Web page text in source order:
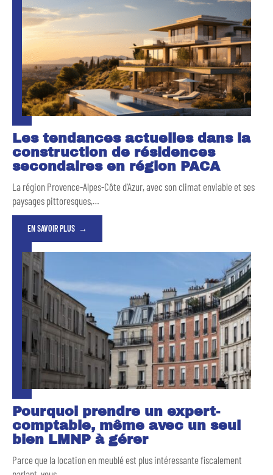
Les tendances actuelles dans la
construction de résidences
secondaires en région PACA
La région Provence-Alpes-Côte d'Azur, avec son climat enviable et ses
paysages pittoresques,…
EN SAVOIR PLUS
Pourquoi prendre un expert-
comptable, même avec un seul
bien LMNP à gérer
Parce que la location en meublé est plus intéressante fiscalement